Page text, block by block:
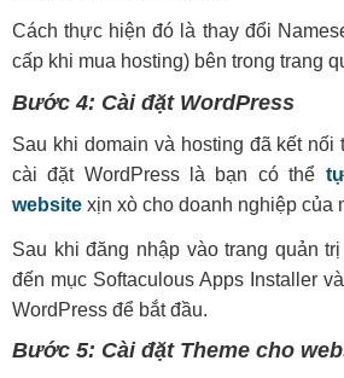
Cách thực hiện đó là thay đổi
cấp khi mua hosting) bên trong trang
Bước 4: Cài đặt WordPress
Sau khi domain và hosting đã kết nối
cài đặt WordPress là bạn có thể
website xịn xò cho doanh nghiệp của
Sau khi đăng nhập vào trang quản
đến mục Softaculous Apps Installer
WordPress để bắt đầu.
Bước 5: Cài đặt Theme cho